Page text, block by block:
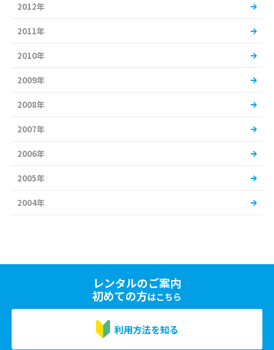
2012年
2011年
2010年
2009年
2008年
2007年
2006年
2005年
2004年
レンタルのご案内
初めての方はこちら
利用方法を知る